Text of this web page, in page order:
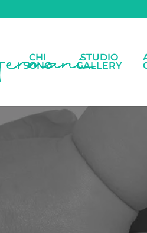
CHI
SONO
STUDIO
GALLERY